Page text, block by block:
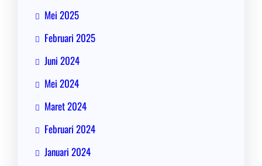
Mei 2025
Februari 2025
Juni 2024
Mei 2024
Maret 2024
Februari 2024
Januari 2024